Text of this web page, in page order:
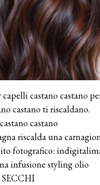
castano castano
castano ti riscaldano.
castano
riscalda una
fotografico:
infusione styling olio